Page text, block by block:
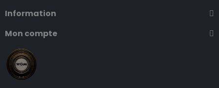
Information
Mon compte